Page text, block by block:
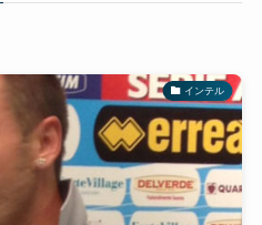
インテル